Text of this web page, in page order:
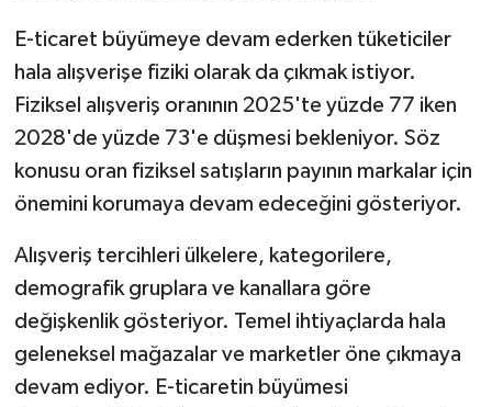
E-ticaret büyümeye devam ederken tüketiciler
hala alışverişe fiziki olarak da çıkmak istiyor.
Fiziksel alışveriş oranının 2025'te yüzde 77 iken
2028'de yüzde 73'e düşmesi bekleniyor. Söz
konusu oran fiziksel satışların payının markalar için
önemini korumaya devam edeceğini gösteriyor.
Alışveriş tercihleri ülkelere, kategorilere,
demografik gruplara ve kanallara göre
değişkenlik gösteriyor. Temel ihtiyaçlarda hala
geleneksel mağazalar ve marketler öne çıkmaya
devam ediyor. E-ticaretin büyümesi